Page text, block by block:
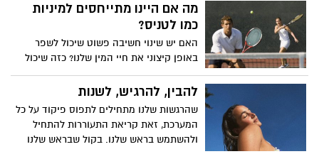
מה אם היינו מתייחסים למיניות
כמו לטניס?
האם יש שינוי חשיבה פשוט שיכול לשפר
באופן קיצוני את חיי המין שלנו? כזה שיכול
ליישם את הנסיבות, הניסיון או העדפותינו
אשר יהיו? כֵּן! מאמנת הסקס רות רמזי חולקת
מעבר להגברת ההנאה שלנו. רות רמזי היא
מחנכת ומאמנת מינית למבוגרים. היא עוזרת
לאנשים להבין מי הם מבחינה מינית, איך הגוף
להבין, להרגיש, לשנות
שהרגשות שלנו מתחילים לתפוס פיקוד על כל
המערכת, זאת קריאת התעוררות להתחיל
ולהשתמש בראש שלנו. בקול שבראש שלנו